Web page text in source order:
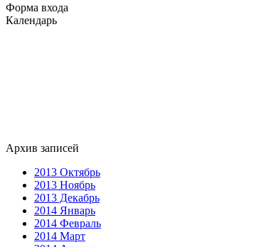
Форма входа
Календарь
Архив записей
2013 Октябрь
2013 Ноябрь
2013 Декабрь
2014 Январь
2014 Февраль
2014 Март